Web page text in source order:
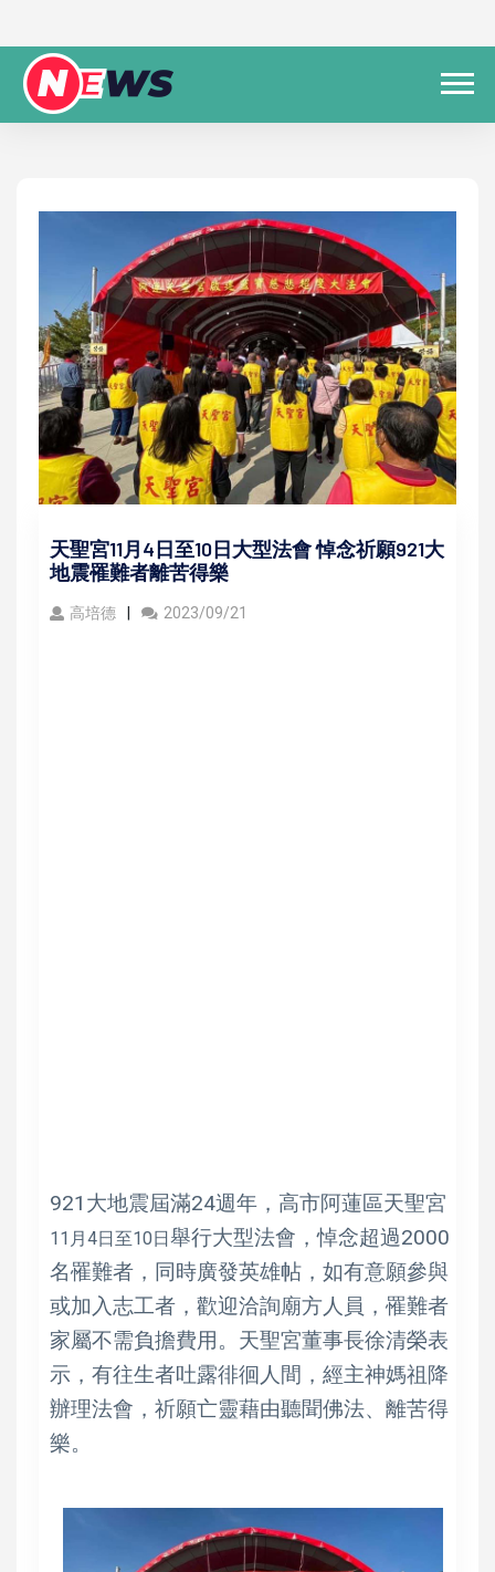
天聖宮11月4日至10日大型法會 悼念祈願921大
地震罹難者離苦得樂
高培德 2023/09/21
921大地震屆滿24週年，高市阿蓮區天聖宮
11月4日至10日舉行大型法會，悼念超過2000
名罹難者，同時廣發英雄帖，如有意願參與
或加入志工者，歡迎洽詢廟方人員，罹難者
家屬不需負擔費用。天聖宮董事長徐清榮表
示，有往生者吐露徘徊人間，經主神媽祖降
辦理法會，祈願亡靈藉由聽聞佛法、離苦得
樂。